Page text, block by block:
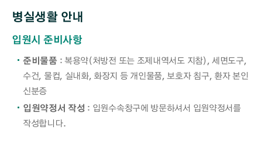
병실생활 안내
입원시 준비사항
준비물품: 복용약(처방전 또는 조제내역서도 지참), 세면도구,
수건, 물컵, 실내화, 화장지 등 개인물품, 보호자 침구, 환자 본인
신분증
입원약정서 작성 : 입원수속창구에 방문하셔서 입원약정서를
작성합니다.